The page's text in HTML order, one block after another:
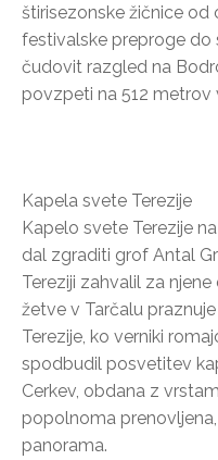
štirisezonske žičnice
festivalske preproge do
čudovit razgled na
povzpeti na 512 metrov
Kapela svete Terezije
Kapelo svete Terezije
dal zgraditi grof Antal
Tereziji zahvalil za
žetve v Tarčalu
Terezije, ko verniki
spodbudil posvetitev
Cerkev, obdana z
popolnoma
panorama.